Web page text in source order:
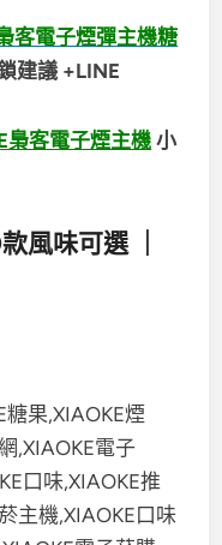
客電子煙彈主機糖
建議 +LINE
梟客電子煙主機 小
風味可選 ｜